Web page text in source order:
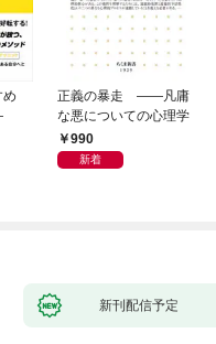
め
正義の暴走 ――凡庸
な悪についての心理学
990
新着
新刊配信予定